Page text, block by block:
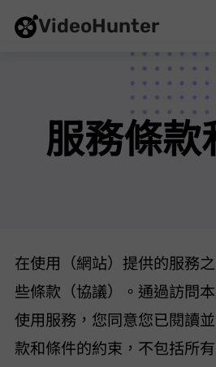
VideoHunter
服務條款
在使用 VIDEOHUNTER（“網站”）提供
些條款（“協議”）。通過訪問
使用服務，您同意您已閱讀
款和條件的約束，不包括所